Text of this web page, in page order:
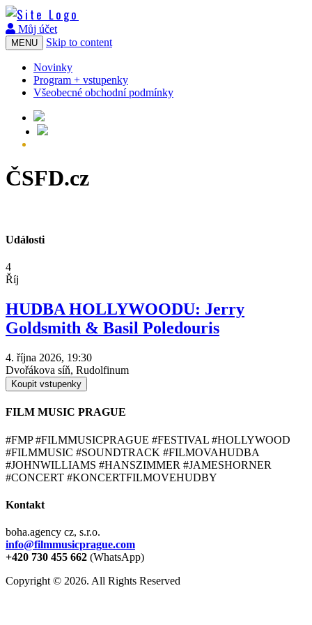
Můj účet
MENU Skip to content
Novinky
Program + vstupenky
Všeobecné obchodní podmínky
ČSFD.cz
Události
4
Říj
HUDBA HOLLYWOODU: Jerry
Goldsmith & Basil Poledouris
4. října 2026, 19:30
Dvořákova síň, Rudolfinum
Koupit vstupenky
FILM MUSIC PRAGUE
#FMP #FILMMUSICPRAGUE #FESTIVAL #HOLLYWOOD
#FILMMUSIC #SOUNDTRACK #FILMOVAHUDBA
#JOHNWILLIAMS #HANSZIMMER #JAMESHORNER
#CONCERT #KONCERTFILMOVEHUDBY
Kontakt
boha.agency cz, s.r.o.
info@filmmusicprague.com
+420 730 455 662 (WhatsApp)
Copyright © 2026. All Rights Reserved